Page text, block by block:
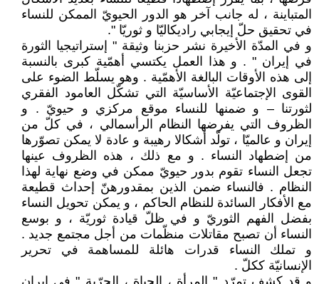
المتباينة ، له جانب آخر هو الدور الحيويّ الممكن للنساء
في تحقيق حلّ إيجابي راديكاليّا و ثوريّا ".
و في المدّة الأخيرة نشر حزبنا وثيقة " إستراتيجيا الثورة
في إيران " . و هذا العمل يكتسي أهمّية كبرى بالنسبة
إلى هذه الأوقات البالغة الأهمّية . وهو يسلّط الضوء على
القوى الإجتماعيّة الأساسيّة التي تشكّل العامود الفقري
لثورتنا – و ضمنها للنساء موقع مركزي و حيويّ . و
الظروف التي يفرضها النظام الرأسمالي ، في كلّ من
إيران و عالميّا ، تولّد أشكالا رهيبة و عادة لا يمكن تصوّرها
من إضطهاد النساء . و مع ذلك ، هذه الظروف عينها
تجعل النساء تقوم بدور حيويّ ممكن في وضع نهاية لهذا
النظام . فالنساء ضمن الذين بمقدورهنّ إحداث قطيعة
مع الأفكار السائدة للنظام الحاكم ، و يمكن تحويل النساء
بفضل الفهم الثوريّ و في ظلّ قيادة ثوريّة ، و بوسع
النساء أن تصبح مقاتلات منظّمات من أجل مجتمع جديد .
و تملك النساء قدرات هائلة للمساهمة في تحرير
الإنسانيّة ككلّ .